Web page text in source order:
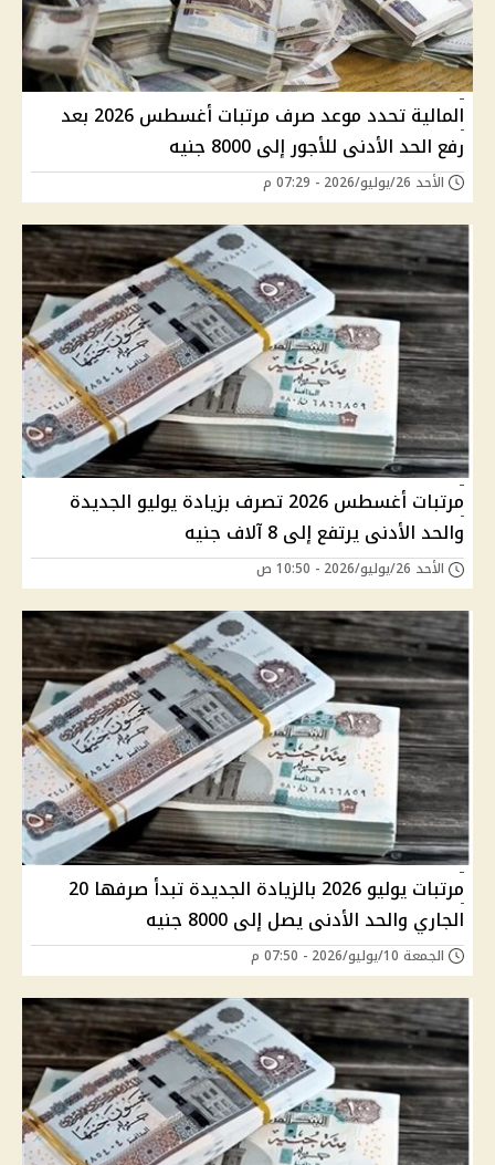
المالية تحدد موعد صرف مرتبات أغسطس 2026 بعد
رفع الحد الأدنى للأجور إلى 8000 جنيه
الأحد 26/يوليو/2026 - 07:29 م
مرتبات أغسطس 2026 تصرف بزيادة يوليو الجديدة
والحد الأدنى يرتفع إلى 8 آلاف جنيه
الأحد 26/يوليو/2026 - 10:50 ص
مرتبات يوليو 2026 بالزيادة الجديدة تبدأ صرفها 20
الجاري والحد الأدنى يصل إلى 8000 جنيه
الجمعة 10/يوليو/2026 - 07:50 م